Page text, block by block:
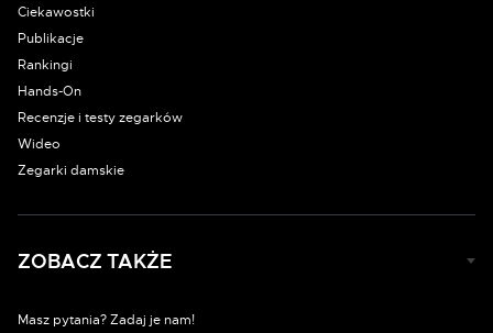
Ciekawostki
Publikacje
Rankingi
Hands-On
Recenzje i testy zegarków
Wideo
Zegarki damskie
ZOBACZ TAKŻE
Masz pytania? Zadaj je nam!